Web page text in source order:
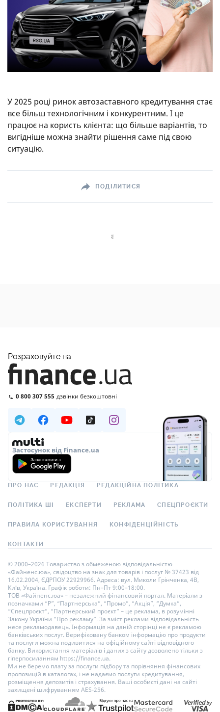
У 2025 році ринок автозаставного кредитування стає
все більш технологічним і конкурентним. І це
працює на користь клієнта: що більше варіантів, то
вигідніше можна знайти рішення саме під свою
ситуацію.
ПОДІЛИТИСЯ
Розраховуйте на
0 800 307 555 дзвінки безкоштовні
Застосунок від Finance.ua
ПРО НАС РЕДАКЦІЯ РЕДАКЦІЙНА ПОЛІТИКА
ПОЛІТИКА ШІ ЕКСПЕРТИ РЕКЛАМА СПЕЦПРОЄКТИ
ПРАВИЛА КОРИСТУВАННЯ КОНФІДЕНЦІЙНІСТЬ
КОНТАКТИ
© 2000–2026 Товариство з обмеженою відповідальністю
«Файненс.юа», свідоцтво на знак для товарів і послуг № 37423 від
16.02.2004, ЄДРПОУ 22929966. Адреса: вул. Миколи Грінченка, 4В,
Київ, Україна. Графік роботи: Пн–Пт 9:00–18:00.
ТОВ «Файненс.юа» – незалежний фінансовий портал. Матеріали з
позначками “Р”, “Партнерська”, “Промо”, “Акція”, “Думка”,
“Спецпроєкт”, “Партнерський проєкт” – це реклама, в розумінні
Закону України “Про рекламу”. За зміст реклами відповідальність
несе рекламодавець. Інформація на даній сторінці не є рекламою
банківських послуг. Верифіковану банком інформацію про продукти
та послуги можна подивитися на офіційному сайті відповідного
банку. Використання матеріалів і даних з сайту дозволено тільки з
гіперпосиланням https://finance.ua.
Ми не беремо плату за послуги підбору та порівняння фінансових
пропозицій в каталогах, і не надаємо послуги кредитування,
розміщення депозитів і страхування. Ваші особисті дані на сайті
захищені шифруванням AES-256.